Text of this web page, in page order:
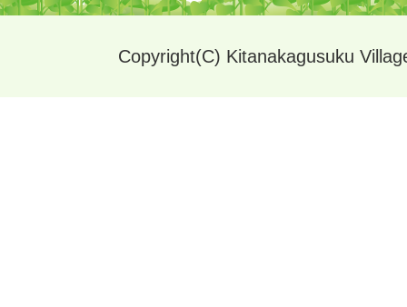
Copyright(C) Kitanakagusuku